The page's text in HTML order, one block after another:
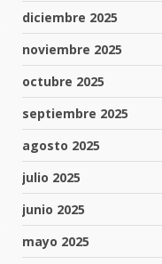
diciembre 2025
noviembre 2025
octubre 2025
septiembre 2025
agosto 2025
julio 2025
junio 2025
mayo 2025